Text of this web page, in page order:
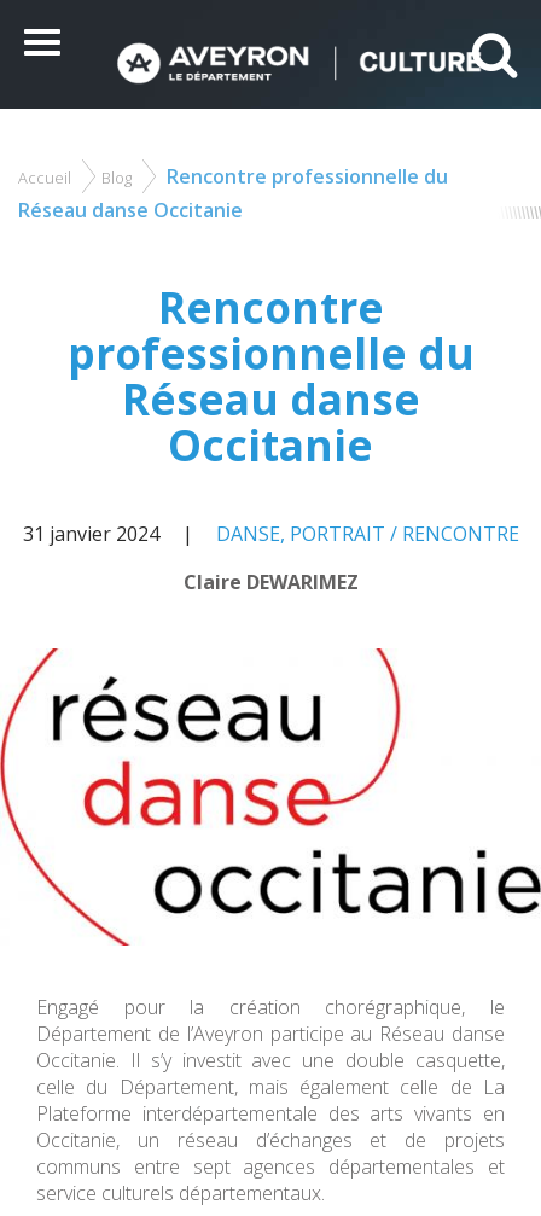
Menu
Vous
êtes
Accueil Blog
Rencontre professionnelle du
Réseau danse Occitanie
Rencontre
professionnelle du
Réseau danse
Occitanie
31 janvier 2024 DANSE, PORTRAIT / RENCONTRE
Claire DEWARIMEZ
Engagé pour la création chorégraphique, le
Département de l’Aveyron participe au Réseau danse
Occitanie. Il s’y investit avec une double casquette,
celle du Département, mais également celle de La
Plateforme interdépartementale des arts vivants en
Occitanie, un réseau d’échanges et de projets
communs entre sept agences départementales et
service culturels départementaux.
ceux que vous souhaitez activer
Tout accepter Tout refuser Personnaliser